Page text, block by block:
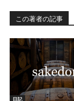
この著者の記事
日記